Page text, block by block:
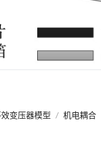
变压器模型 / 机电耦合